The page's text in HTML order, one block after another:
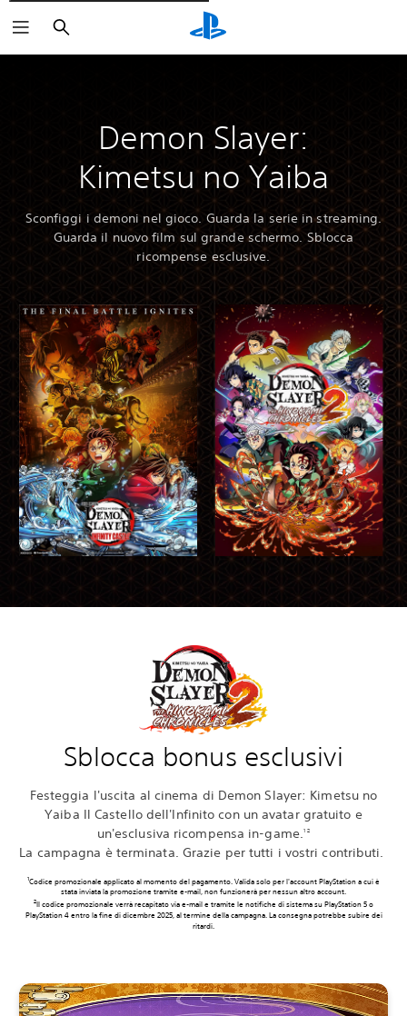
Cerca
Demon Slayer:
Kimetsu no Yaiba
Sconfiggi i demoni nel gioco. Guarda la serie in streaming.
Guarda il nuovo film sul grande schermo. Sblocca
ricompense esclusive.
Sblocca bonus esclusivi
Festeggia l'uscita al cinema di Demon Slayer: Kimetsu no
Yaiba Il Castello dell'Infinito con un avatar gratuito e
un'esclusiva ricompensa in-game. 1 2
La campagna è terminata. Grazie per tutti i vostri contributi.‎
Codice promozionale applicato al momento del pagamento. Valida solo per l'account PlayStation a cui è
stata inviata la promozione tramite e-mail, non funzionerà per nessun altro account.
Il codice promozionale verrà recapitato via e-mail e tramite le notifiche di sistema su PlayStation 5 o
PlayStation 4 entro la fine di dicembre 2025, al termine della campagna. La consegna potrebbe subire dei
ritardi.